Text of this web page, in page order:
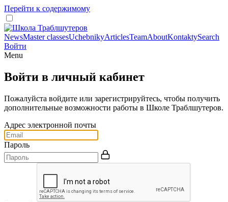
Перейти к содержимому
NewsMaster classesUchebnikyArticlesTeamAboutKontaktySearch
Войти
Menu
Войти в личный кабинет
Пожалуйста войдите или зарегистрируйтесь, чтобы получить
дополнительные возможности работы в Школе Траблшутеров.
Адрес электронной почты
Пароль